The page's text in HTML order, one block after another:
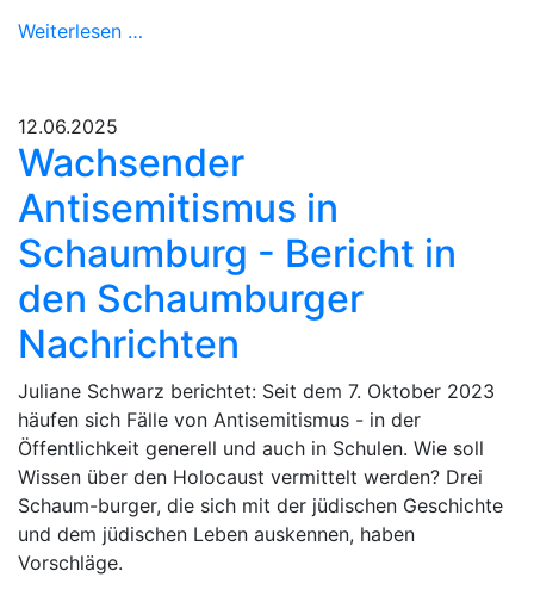
Weiterlesen …
12.06.2025
Wachsender
Antisemitismus in
Schaumburg - Bericht in
den Schaumburger
Nachrichten
Juliane Schwarz berichtet: Seit dem 7. Oktober 2023
häufen sich Fälle von Antisemitismus - in der
Öffentlichkeit generell und auch in Schulen. Wie soll
Wissen über den Holocaust vermittelt werden? Drei
Schaum-burger, die sich mit der jüdischen Geschichte
und dem jüdischen Leben auskennen, haben
Vorschläge.